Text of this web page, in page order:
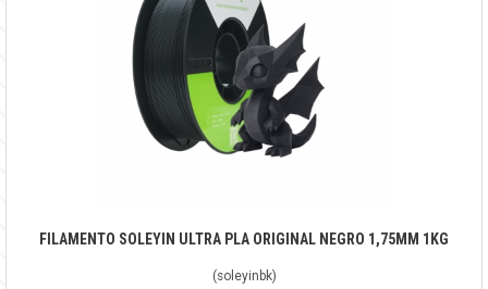
FILAMENTO SOLEYIN ULTRA PLA ORIGINAL NEGRO 1,75MM 1KG
(soleyinbk)